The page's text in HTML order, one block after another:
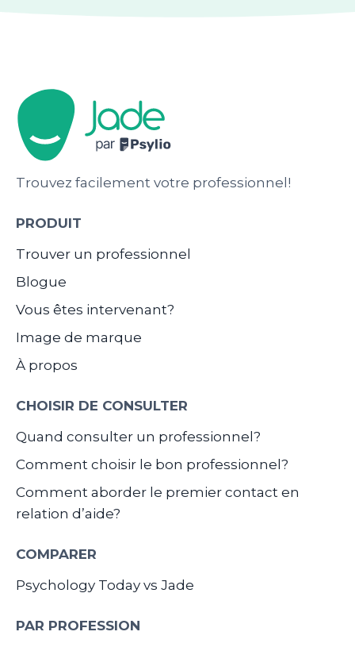
Trouvez facilement votre professionnel!
PRODUIT
Trouver un professionnel
Blogue
Vous êtes intervenant?
Image de marque
À propos
CHOISIR DE CONSULTER
Quand consulter un professionnel?
Comment choisir le bon professionnel?
Comment aborder le premier contact en
relation d’aide?
COMPARER
Psychology Today vs Jade
PAR PROFESSION